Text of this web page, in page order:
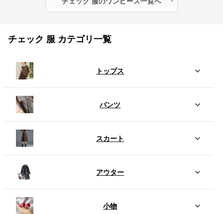
チェック 服 カテゴリ一覧
トップス
パンツ
スカート
アウター
小物